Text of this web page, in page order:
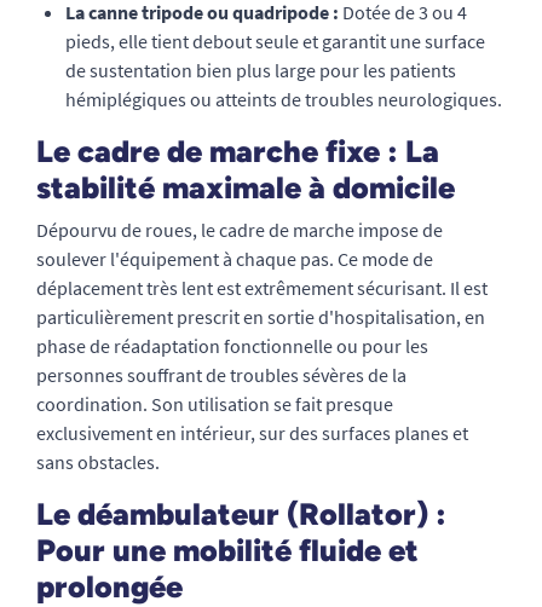
La canne tripode ou quadripode : Dotée de 3 ou 4
pieds, elle tient debout seule et garantit une surface
de sustentation bien plus large pour les patients
hémiplégiques ou atteints de troubles neurologiques.
Le cadre de marche fixe : La
stabilité maximale à domicile
Dépourvu de roues, le cadre de marche impose de
soulever l'équipement à chaque pas. Ce mode de
déplacement très lent est extrêmement sécurisant. Il est
particulièrement prescrit en sortie d'hospitalisation, en
phase de réadaptation fonctionnelle ou pour les
personnes souffrant de troubles sévères de la
coordination. Son utilisation se fait presque
exclusivement en intérieur, sur des surfaces planes et
sans obstacles.
Le déambulateur (Rollator) :
Pour une mobilité fluide et
prolongée